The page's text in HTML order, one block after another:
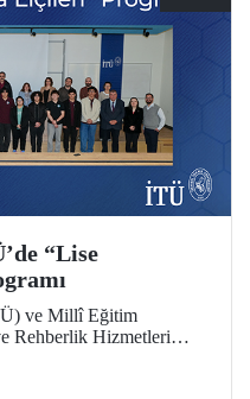
“Lise
ve Millî Eğitim
Rehberlik Hizmetleri
“araştırma